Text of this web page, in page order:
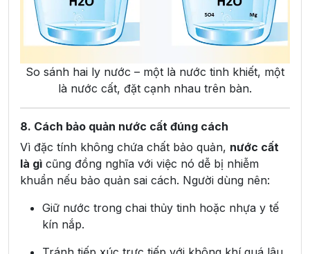
So sánh hai ly nước – một là nước tinh khiết, một
là nước cất, đặt cạnh nhau trên bàn.
8. Cách bảo quản nước cất đúng cách
Vì đặc tính không chứa chất bảo quản, nước cất
là gì cũng đồng nghĩa với việc nó dễ bị nhiễm
khuẩn nếu bảo quản sai cách. Người dùng nên:
Giữ nước trong chai thủy tinh hoặc nhựa y tế
kín nắp.